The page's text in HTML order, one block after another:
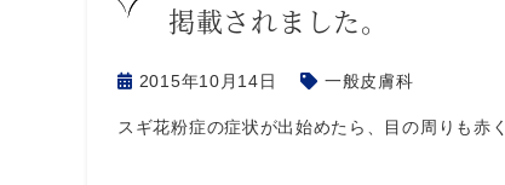
掲載されました。
2015年10月14日 一般皮膚科
スギ花粉症の症状が出始めたら、目の周りも赤